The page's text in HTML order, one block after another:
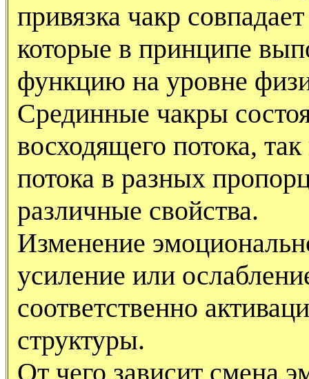
привязка чакр
которые в принципе
функцию на уровне
Срединные чакры
восходящего потока,
потока в разных
различные свойства.
Изменение
усиление или
соответственно
структуры.
От чего зависит смена